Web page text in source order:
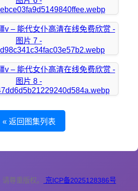
« 返回图集列表
尊重版权。 京ICP备2025128386号